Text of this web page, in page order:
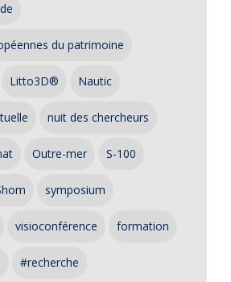
du patrimoine
Litto3D® Nautic
nuit des chercheurs
Outre-mer S-100
symposium
visioconférence formation
#recherche